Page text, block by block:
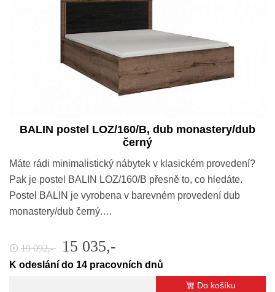
BALIN postel LOZ/160/B, dub monastery/dub
černý
Máte rádi minimalistický nábytek v klasickém provedení?
Pak je postel BALIN LOZ/160/B přesně to, co hledáte.
Postel BALIN je vyrobena v barevném provedení dub
monastery/dub černý.…
🛈 19 092,- 15 035,-
K odeslání do 14 pracovních dnů
Do košíku